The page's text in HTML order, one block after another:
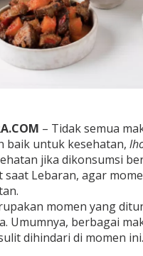
– Tidak semua
baik untuk kesehatan,
jika dikonsumsi
saat Lebaran, agar
momen yang
Umumnya, berbagai
dihindari di momen ini.